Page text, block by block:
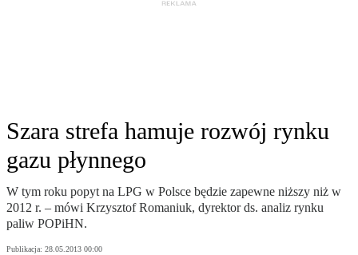
Szara strefa hamuje rozwój rynku
gazu płynnego
W tym roku popyt na LPG w Polsce będzie zapewne niższy niż w
2012 r. – mówi Krzysztof Romaniuk, dyrektor ds. analiz rynku
paliw POPiHN.
Publikacja: 28.05.2013 00:00